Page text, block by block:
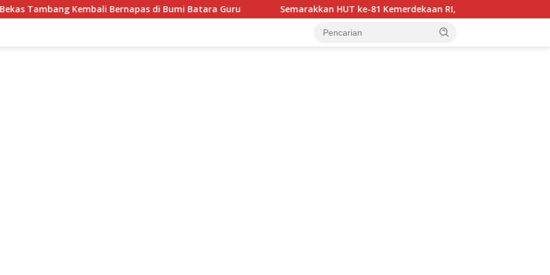
Bernapas di Bumi Batara Guru Semarakkan HUT ke-81 Kemerdekaan RI, Bhayangkara Luwu Utara FC dan APDESI